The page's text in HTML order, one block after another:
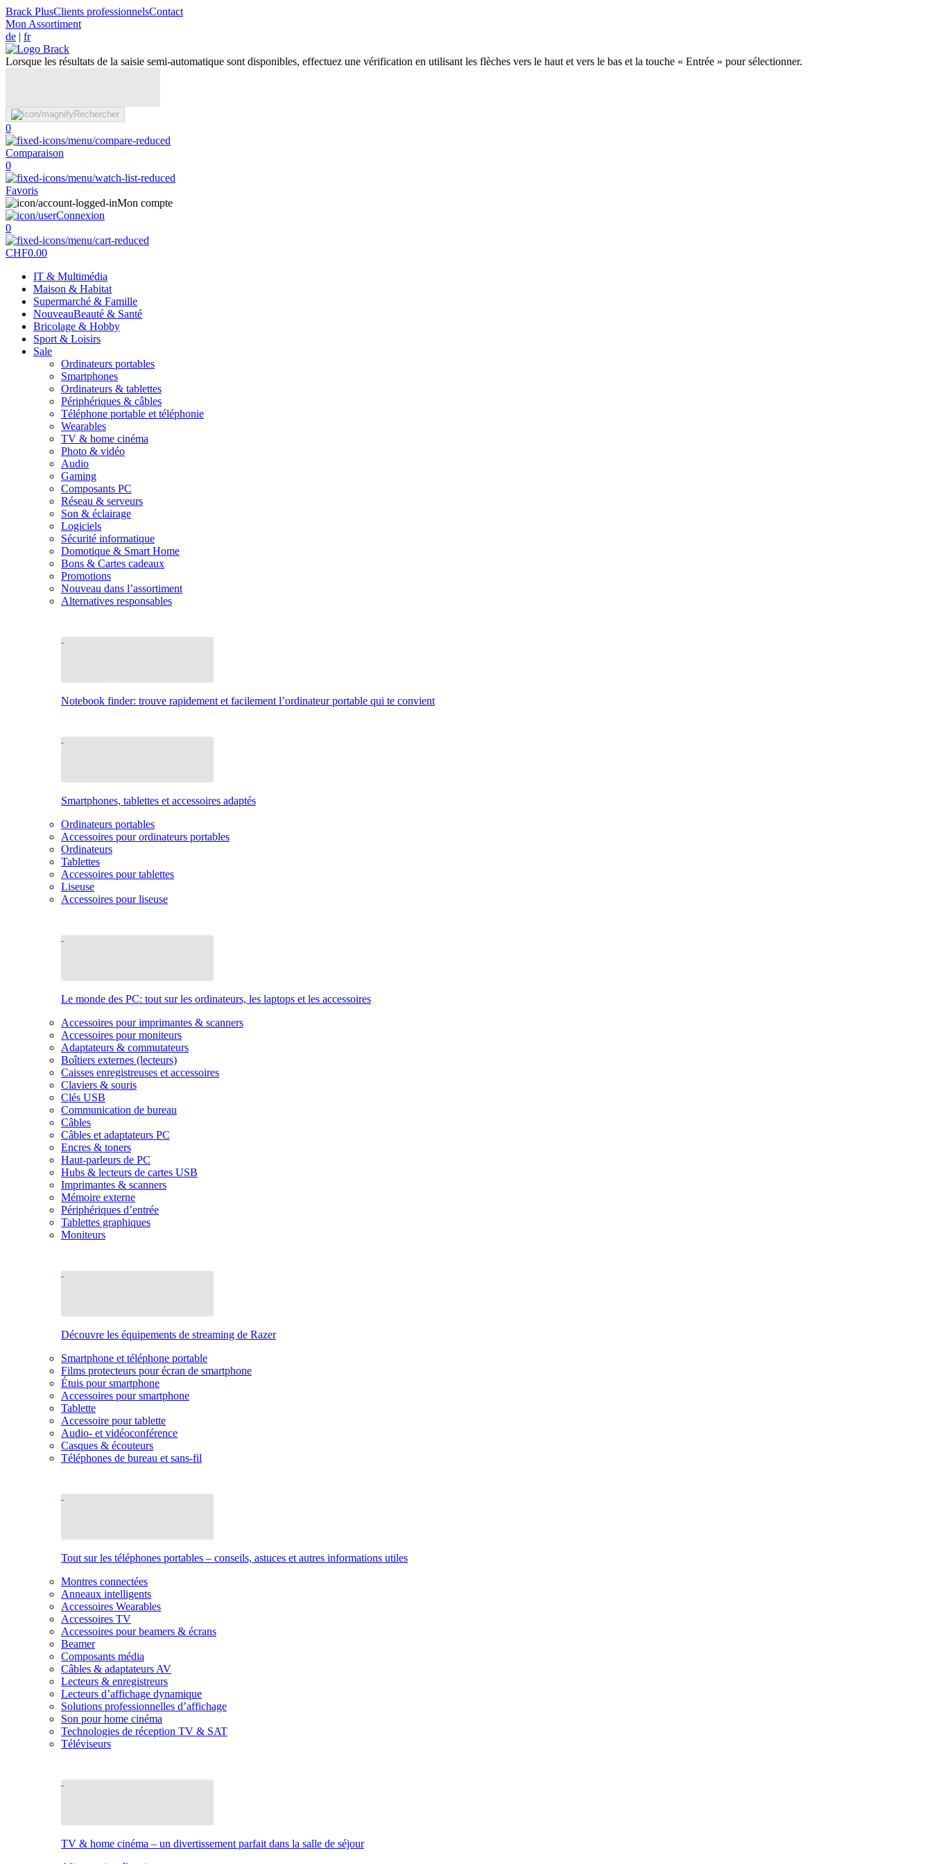
Brack PlusClients professionnelsContact
Mon Assortiment
de | fr
Lorsque les résultats de la saisie semi-automatique sont disponibles, effectuez une vérification en utilisant les flèches vers le haut et vers le bas et la touche « Entrée » pour sélectionner.
Rechercher
0
Comparaison
0
Favoris
Mon compte
Connexion
0
CHF0.00
IT & Multimédia
Maison & Habitat
Supermarché & Famille
NouveauBeauté & Santé
Bricolage & Hobby
Sport & Loisirs
Sale
Ordinateurs portables
Smartphones
Ordinateurs & tablettes
Périphériques & câbles
Téléphone portable et téléphonie
Wearables
TV & home cinéma
Photo & vidéo
Audio
Gaming
Composants PC
Réseau & serveurs
Son & éclairage
Logiciels
Sécurité informatique
Domotique & Smart Home
Bons & Cartes cadeaux
Promotions
Nouveau dans l’assortiment
Alternatives responsables
Notebook finder: trouve rapidement et facilement l’ordinateur portable qui te convient
Smartphones, tablettes et accessoires adaptés
Ordinateurs portables
Accessoires pour ordinateurs portables
Ordinateurs
Tablettes
Accessoires pour tablettes
Liseuse
Accessoires pour liseuse
Le monde des PC: tout sur les ordinateurs, les laptops et les accessoires
Accessoires pour imprimantes & scanners
Accessoires pour moniteurs
Adaptateurs & commutateurs
Boîtiers externes (lecteurs)
Caisses enregistreuses et accessoires
Claviers & souris
Clés USB
Communication de bureau
Câbles
Câbles et adaptateurs PC
Encres & toners
Haut-parleurs de PC
Hubs & lecteurs de cartes USB
Imprimantes & scanners
Mémoire externe
Périphériques d’entrée
Tablettes graphiques
Moniteurs
Découvre les équipements de streaming de Razer
Smartphone et téléphone portable
Films protecteurs pour écran de smartphone
Étuis pour smartphone
Accessoires pour smartphone
Tablette
Accessoire pour tablette
Audio- et vidéoconférence
Casques & écouteurs
Téléphones de bureau et sans-fil
Tout sur les téléphones portables – conseils, astuces et autres informations utiles
Montres connectées
Anneaux intelligents
Accessoires Wearables
Accessoires TV
Accessoires pour beamers & écrans
Beamer
Composants média
Câbles & adaptateurs AV
Lecteurs & enregistreurs
Lecteurs d’affichage dynamique
Solutions professionnelles d’affichage
Son pour home cinéma
Technologies de réception TV & SAT
Téléviseurs
TV & home cinéma – un divertissement parfait dans la salle de séjour